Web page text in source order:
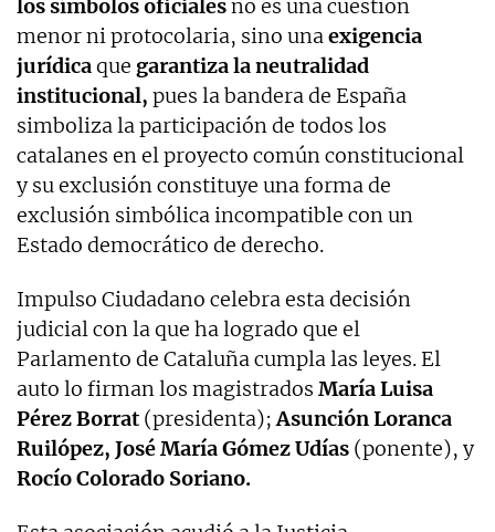
los símbolos oficialesno es una cuestión
menor ni protocolaria, sino unaexigencia
jurídicaque garantiza la neutralidad
institucional, pues la bandera de España
simboliza la participación de todos los
catalanes en el proyecto común constitucional
y su exclusión constituye una forma de
exclusión simbólica incompatible con un
Estado democrático de derecho.
Impulso Ciudadano celebra esta decisión
judicial con la que ha logrado que el
Parlamento de Cataluña cumpla las leyes. El
auto lo firman los magistrados María Luisa
Pérez Borrat (presidenta);Asunción Loranca
Ruilópez, José María Gómez Udías (ponente), y
Rocío Colorado Soriano.